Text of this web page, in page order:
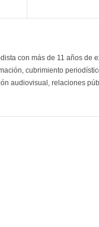
con más de 11 años de
cubrimiento
audiovisual, relaciones